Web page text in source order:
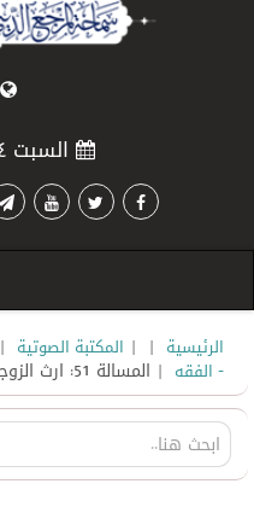
السبت ٢٤ صفر ١٤٤٨ هـ
الرئيسية |
| المكتبة الصوتية |
- الفقه | المسالة 51: ارث الزوجة من العقار